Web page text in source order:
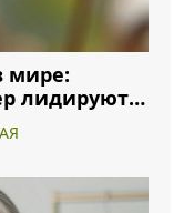
мире:
лидируют в